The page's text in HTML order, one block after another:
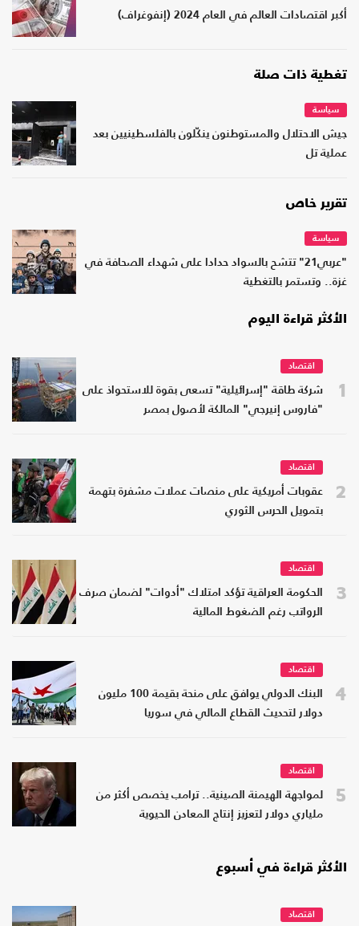
أكبر اقتصادات العالم في العام 2024 (إنفوغراف)
تغطية ذات صلة
سياسة
جيش الاحتلال والمستوطنون ينكّلون بالفلسطينيين بعد
عملية تل
تقرير خاص
سياسة
"عربي21" تتشح بالسواد حدادا على شهداء الصحافة في
غزة.. وتستمر بالتغطية
الأكثر قراءة اليوم
1
اقتصاد
شركة طاقة "إسرائيلية" تسعى بقوة للاستحواذ على
"فاروس إنيرجي" المالكة لأصول بمصر
2
اقتصاد
عقوبات أمريكية على منصات عملات مشفرة بتهمة
بتمويل الحرس الثوري
3
اقتصاد
الحكومة العراقية تؤكد امتلاك "أدوات" لضمان صرف
الرواتب رغم الضغوط المالية
4
اقتصاد
البنك الدولي يوافق على منحة بقيمة 100 مليون
دولار لتحديث القطاع المالي في سوريا
5
اقتصاد
لمواجهة الهيمنة الصينية.. ترامب يخصص أكثر من
ملياري دولار لتعزيز إنتاج المعادن الحيوية
الأكثر قراءة في أسبوع
اقتصاد